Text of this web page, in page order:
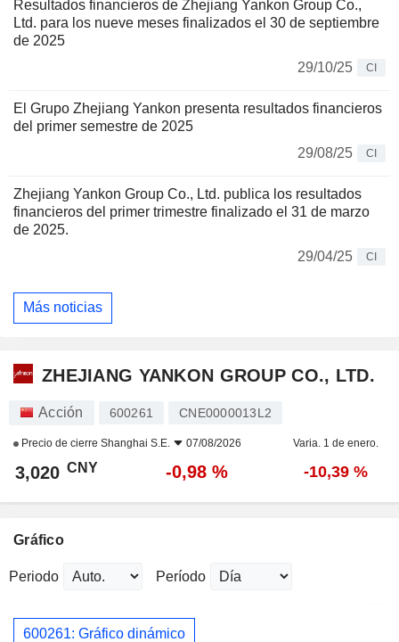
Resultados financieros de Zhejiang Yankon Group Co.,
Ltd. para los nueve meses finalizados el 30 de septiembre
de 2025
29/10/25
CI
El Grupo Zhejiang Yankon presenta resultados financieros
del primer semestre de 2025
29/08/25
CI
Zhejiang Yankon Group Co., Ltd. publica los resultados
financieros del primer trimestre finalizado el 31 de marzo
de 2025.
29/04/25
CI
Más noticias
ZHEJIANG YANKON GROUP CO., LTD.
Acción 600261 CNE0000013L2
Precio de cierre Shanghai S.E. 07/08/2026 Varia. 1 de enero.
3,020 CNY -0,98 % -10,39 %
Gráfico
Periodo Período
600261: Gráfico dinámico